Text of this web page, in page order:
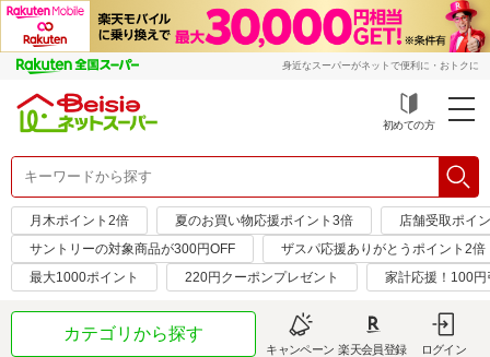
身近なスーパーがネットで便利に・おトクに
初めての方
月木ポイント2倍 夏のお買い物応援ポイント3倍
店舗受取ポイ
サントリーの対象商品が300円OFF
ザスパ応援ありがとうポイント2倍
最大1000ポイント
220円クーポンプレゼント 家計応援！100
カテゴリから探す
キャンペーン 楽天会員登録 ログイン